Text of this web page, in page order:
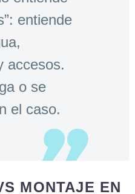
entiende
accesos.
o se
el caso.
MONTAJE EN